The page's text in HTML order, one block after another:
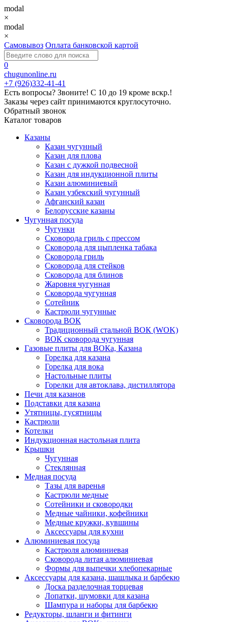
modal
×
modal
×
Самовывоз Оплата банковской картой
0
chugunonline.ru
+7 (926)332-41-41
Есть вопросы? Звоните! С 10 до 19 кроме вскр.!
Заказы через сайт принимаются круглосуточно.
Обратный звонок
Каталог товаров
Казаны
Казан чугунный
Казан для плова
Казан с дужкой подвесной
Казан для индукционной плиты
Казан алюминиевый
Казан узбекский чугунный
Афганский казан
Белорусские казаны
Чугунная посуда
Чугунки
Сковорода гриль с прессом
Сковорода для цыпленка табака
Сковорода гриль
Сковорода для стейков
Сковорода для блинов
Жаровня чугунная
Сковорода чугунная
Сотейник
Кастрюли чугунные
Сковорода ВОК
Традиционный стальной ВОК (WOK)
ВОК сковорода чугунная
Газовые плиты для ВОКа, Казана
Горелка для казана
Горелка для вока
Настольные плиты
Горелки для автоклава, дистиллятора
Печи для казанов
Подставки для казана
Утятницы, гусятницы
Кастрюли
Котелки
Индукционная настольная плита
Крышки
Чугунная
Стеклянная
Медная посуда
Тазы для варенья
Кастрюли медные
Сотейники и сковородки
Медные чайники, кофейники
Медные кружки, кувшины
Аксессуары для кухни
Алюминиевая посуда
Кастрюля алюминиевая
Сковорода литая алюминиевая
Формы для выпечки хлебопекарные
Аксессуары для казана, шашлыка и барбекю
Доска разделочная торцевая
Лопатки, шумовки для казана
Шампура и наборы для барбекю
Редукторы, шланги и фитинги